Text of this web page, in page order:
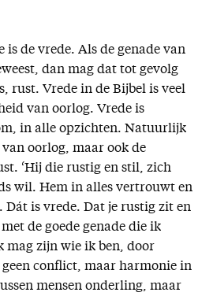
is de vrede. Als de genade van
dan mag dat tot gevolg
rust. Vrede in de Bijbel is veel
van oorlog. Vrede is
in alle opzichten. Natuurlijk
oorlog, maar ook de
‘Hij die rustig en stil, zich
wil. Hem in alles vertrouwt en
Dát is vrede. Dat je rustig zit en
de goede genade die ik
mag zijn wie ik ben, door
geen conflict, maar harmonie in
mensen onderling, maar